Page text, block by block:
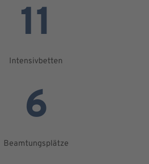
11
Intensivbetten
6
Beamtungsplätze